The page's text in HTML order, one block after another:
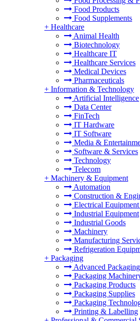
Food Products
Food Supplements
+ Healthcare
Animal Health
Biotechnology
Healthcare IT
Healthcare Services
Medical Devices
Pharmaceuticals
+ Information & Technology
Artificial Intelligence
Data Center
FinTech
IT Hardware
IT Software
Media &
Software & Services
Technology
Telecom
+ Machinery & Equipment
Automation
Construction &
Electrical
Industrial Equipment
Industrial Goods
Machinery
Manufacturing
Refrigeration
+ Packaging
Advanced Packaging
Packaging
Packaging Products
Packaging Supplies
Packaging
Printing & Labelling